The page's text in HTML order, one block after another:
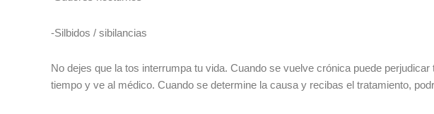
-Silbidos / sibilancias
No dejes que la tos interrumpa tu vida. Cuando se vuelve crónica puede
tiempo y ve al médico. Cuando se determine la causa y recibas el tratamiento,